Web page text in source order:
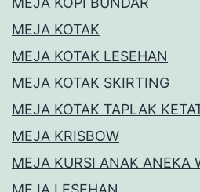
MEJA KOTAK
MEJA KOTAK LESEHAN
MEJA KOTAK SKIRTING
MEJA KOTAK TAPLAK
MEJA KRISBOW
MEJA KURSI ANAK ANEKA